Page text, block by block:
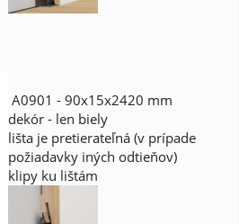
A0901 - 90x15x2420 mm
dekór - len biely
lišta je pretierateľná (v prípade
požiadavky iných odtieňov)
klipy ku lištám